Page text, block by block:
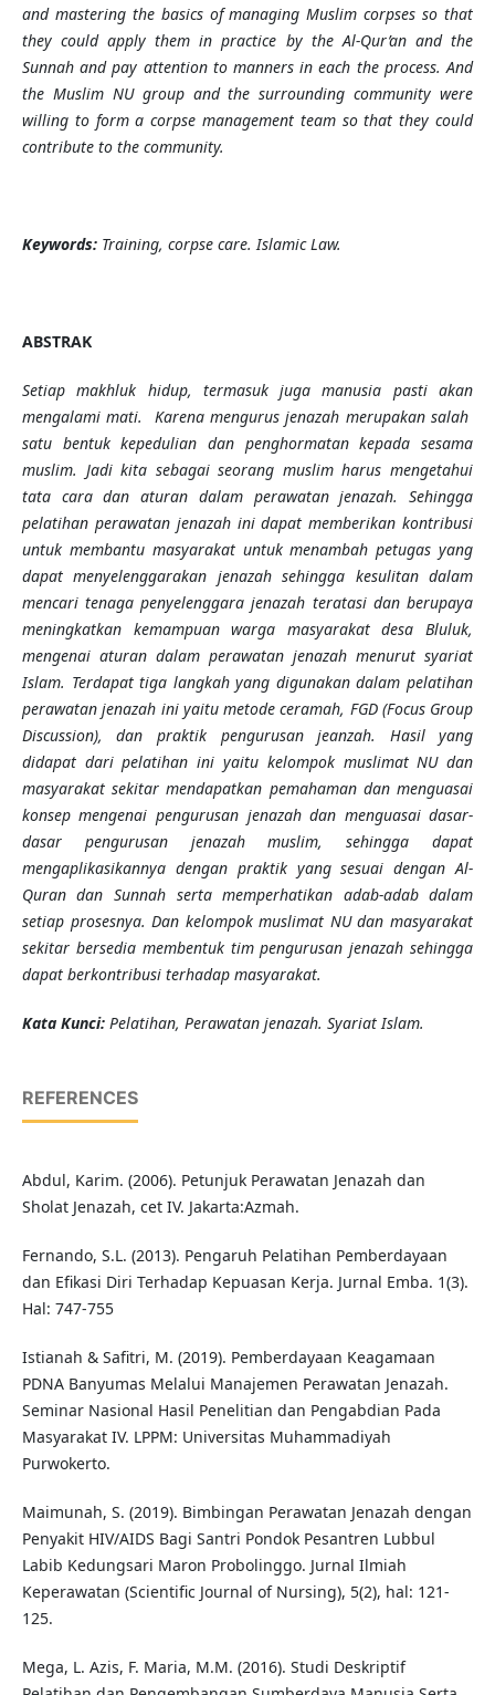
and mastering the basics of managing Muslim corpses so that
they could apply them in practice by theAl-Qur’anand the
Sunnah and pay attention to manners in each the process. And
the Muslim NU group and the surrounding community were
willing to form acorpse management team so that they could
contribute to the community.
Keywords:Training, corpsecare. IslamicLaw.
ABSTRAK
Setiap makhluk hidup, termasuk juga manusia pasti akan
mengalami mati. Karena mengurus jenazah merupakan salah
satu bentuk kepedulian dan penghormatan kepada sesama
muslim. Jadi kita sebagai seorang muslim harus mengetahui
tata cara dan aturan dalam perawatan jenazah.Sehingga
pelatihan perawatan jenazah ini dapat memberikan kontribusi
untuk membantu masyarakat untuk menambah petugas yang
dapat menyelenggarakan jenazah sehingga kesulitan dalam
mencari tenaga penyelenggara jenazah teratasi dan berupaya
meningkatkan kemampuan warga masyarakat desa Bluluk,
mengenai aturan dalam perawatan jenazah menurut syariat
Islam. Terdapat tiga langkah yang digunakan dalam pelatihan
perawatanjenazah ini yaitu metode ceramah, FGD (Focus Group
Discussion), dan praktik pengurusan jeanzah.
Hasil yang
didapat dari pelatihan ini yaitu kelompok muslimat NU dan
masyarakat sekitar mendapatkan pemahaman dan menguasai
konsep mengenai pengurusan jenazah dan menguasai dasar-
dasar pengurusan jenazah muslim, sehingga dapat
mengaplikasikannya dengan praktik yang sesuai dengan Al-
Quran dan Sunnah serta memperhatikan adab-adab dalam
setiap prosesnya. Dan kelompok muslimat NU dan masyarakat
sekitar bersedia membentuk tim pengurusan jenazah sehingga
dapat berkontribusi terhadap masyarakat.
Kata Kunci:Pelatihan, Perawatan jenazah. Syariat Islam.
REFERENCES
Abdul, Karim. (2006). Petunjuk Perawatan Jenazah dan
Sholat Jenazah, cet IV. Jakarta:Azmah.
Fernando, S.L. (2013). Pengaruh Pelatihan Pemberdayaan
dan Efikasi Diri Terhadap Kepuasan Kerja. Jurnal Emba. 1(3).
Hal: 747-755
Istianah & Safitri, M. (2019). Pemberdayaan Keagamaan
PDNA Banyumas Melalui Manajemen Perawatan Jenazah.
Seminar Nasional Hasil Penelitian dan Pengabdian Pada
Masyarakat IV. LPPM: Universitas Muhammadiyah
Purwokerto.
Maimunah, S. (2019). Bimbingan Perawatan Jenazah dengan
Penyakit HIV/AIDS Bagi Santri Pondok Pesantren Lubbul
Labib Kedungsari Maron Probolinggo. Jurnal Ilmiah
Keperawatan (Scientific Journal of Nursing), 5(2), hal: 121-
125.
Mega, L. Azis, F. Maria, M.M. (2016). Studi Deskriptif